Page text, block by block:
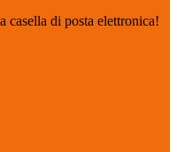
casella di posta elettronica!